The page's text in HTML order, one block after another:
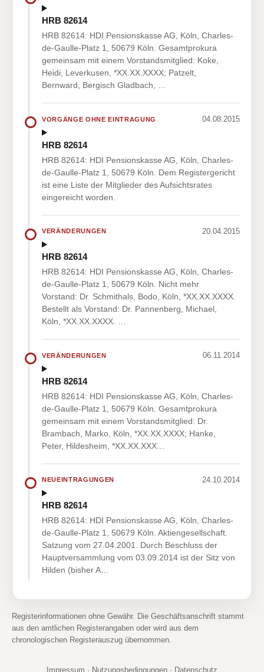
HRB 82614
HRB 82614: HDI Pensionskasse AG, Köln, Charles-
de-Gaulle-Platz 1, 50679 Köln. Gesamtprokura
gemeinsam mit einem Vorstandsmitglied: Koke,
Heidi, Leverkusen, *XX.XX.XXXX; Patzelt,
Bernward, Bergisch Gladbach, …
VORGÄNGE OHNE EINTRAGUNG 04.08.2015
HRB 82614
HRB 82614: HDI Pensionskasse AG, Köln, Charles-
de-Gaulle-Platz 1, 50679 Köln. Dem Registergericht
ist eine Liste der Mitglieder des Aufsichtsrates
eingereicht worden.
VERÄNDERUNGEN 20.04.2015
HRB 82614
HRB 82614: HDI Pensionskasse AG, Köln, Charles-
de-Gaulle-Platz 1, 50679 Köln. Nicht mehr
Vorstand: Dr. Schmithals, Bodo, Köln, *XX.XX.XXXX.
Bestellt als Vorstand: Dr. Pannenberg, Michael,
Köln, *XX.XX.XXXX. …
VERÄNDERUNGEN 06.11.2014
HRB 82614
HRB 82614: HDI Pensionskasse AG, Köln, Charles-
de-Gaulle-Platz 1, 50679 Köln. Gesamtprokura
gemeinsam mit einem Vorstandsmitglied: Dr.
Brambach, Marko, Köln, *XX.XX.XXXX; Hanke,
Peter, Hildesheim, *XX.XX.XXX…
NEUEINTRAGUNGEN 24.10.2014
HRB 82614
HRB 82614: HDI Pensionskasse AG, Köln, Charles-
de-Gaulle-Platz 1, 50679 Köln. Aktiengesellschaft.
Satzung vom 27.04.2001. Durch Beschluss der
Hauptversammlung vom 03.09.2014 ist der Sitz von
Hilden (bisher A…
Registerinformationen ohne Gewähr. Die Geschäftsanschrift stammt
aus den amtlichen Registerangaben oder wird aus dem
chronologischen Registerauszug übernommen.
Impressum · Nutzungsbedingungen · Datenschutz